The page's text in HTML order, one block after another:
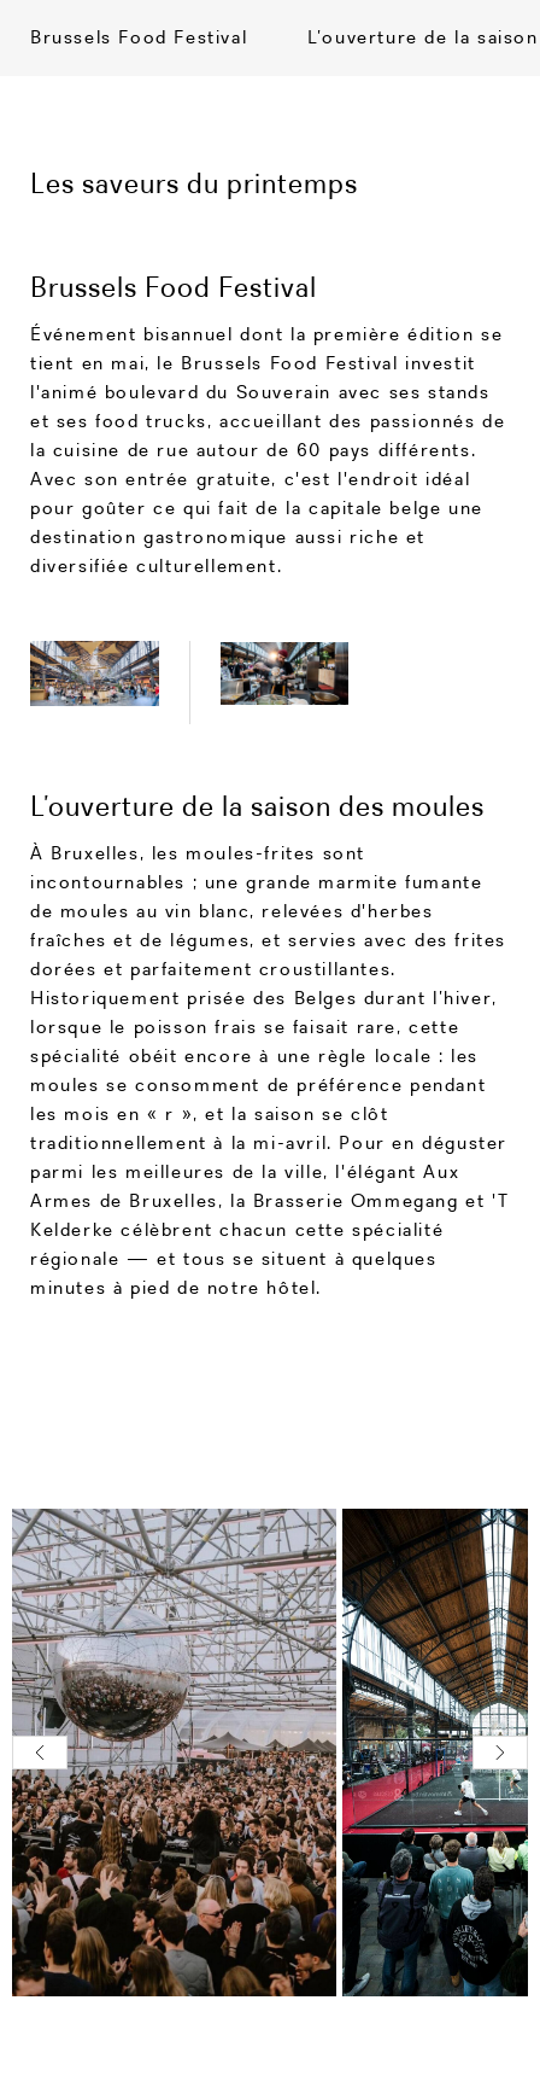
Brussels Food Festival L’ouverture de la
Les saveurs du printemps
Brussels Food Festival
Événement bisannuel dont la première édition se
tient en mai, le Brussels Food Festival investit
l'animé boulevard du Souverain avec ses stands
et ses food trucks, accueillant des passionnés de
la cuisine de rue autour de 60 pays différents.
Avec son entrée gratuite, c'est l'endroit idéal
pour goûter ce qui fait de la capitale belge une
destination gastronomique aussi riche et
diversifiée culturellement.
L’ouverture de la saison des moules
À Bruxelles, les moules-frites sont
incontournables ; une grande marmite fumante
de moules au vin blanc, relevées d'herbes
fraîches et de légumes, et servies avec des frites
dorées et parfaitement croustillantes.
Historiquement prisée des Belges durant l’hiver,
lorsque le poisson frais se faisait rare, cette
spécialité obéit encore à une règle locale : les
moules se consomment de préférence pendant
les mois en « r », et la saison se clôt
traditionnellement à la mi-avril. Pour en déguster
parmi les meilleures de la ville, l'élégant Aux
Armes de Bruxelles, la Brasserie Ommegang et 'T
Kelderke célèbrent chacun cette spécialité
régionale — et tous se situent à quelques
minutes à pied de notre hôtel.